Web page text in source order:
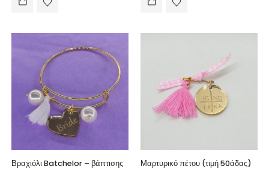
Βραχιόλι Batchelor – βάπτισης Μαρτυρικό πέτου (τιμή 50άδας)